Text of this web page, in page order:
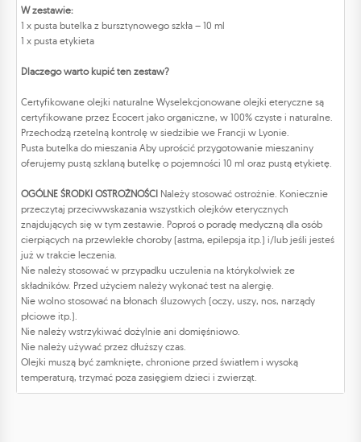
W zestawie:
1 x pusta butelka z bursztynowego szkła – 10 ml
1 x pusta etykieta
Dlaczego warto kupić ten zestaw?
Certyfikowane olejki naturalne Wyselekcjonowane olejki eteryczne są
certyfikowane przez Ecocert jako organiczne, w 100% czyste i naturalne.
Przechodzą rzetelną kontrolę w siedzibie we Francji w Lyonie.
Pusta butelka do mieszania Aby uprościć przygotowanie mieszaniny
oferujemy pustą szklaną butelkę o pojemności 10 ml oraz pustą etykietę.
OGÓLNE ŚRODKI OSTROŻNOŚCI Należy stosować ostrożnie. Koniecznie
przeczytaj przeciwwskazania wszystkich olejków eterycznych
znajdujących się w tym zestawie. Poproś o poradę medyczną dla osób
cierpiących na przewlekłe choroby (astma, epilepsja itp.) i/lub jeśli jesteś
już w trakcie leczenia.
Nie należy stosować w przypadku uczulenia na którykolwiek ze
składników. Przed użyciem należy wykonać test na alergię.
Nie wolno stosować na błonach śluzowych (oczy, uszy, nos, narządy
płciowe itp.).
Nie należy wstrzykiwać dożylnie ani domięśniowo.
Nie należy używać przez dłuższy czas.
Olejki muszą być zamknięte, chronione przed światłem i wysoką
temperaturą, trzymać poza zasięgiem dzieci i zwierząt.